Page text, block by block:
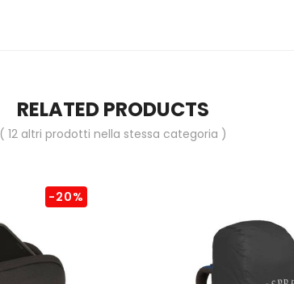
RELATED PRODUCTS
( 12 altri prodotti nella stessa categoria )
-20%